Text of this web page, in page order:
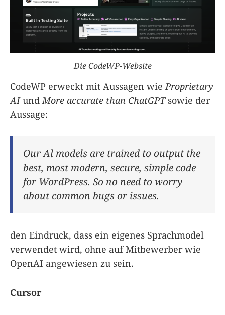
Die CodeWP-Website
CodeWP erweckt mit Aussagen wieProprietary
AIundMore accurate than ChatGPTsowie der
Aussage:
Our Al models are trained to output the
best, most modern, secure, simple code
for WordPress. So no need to worry
about common bugs or issues.
den Eindruck, dass ein eigenes Sprachmodel
verwendet wird, ohne auf Mitbewerber wie
OpenAI angewiesen zu sein.
Cursor